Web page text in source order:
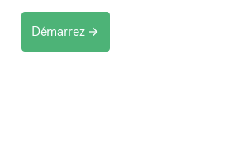
Démarrez arrow_forward